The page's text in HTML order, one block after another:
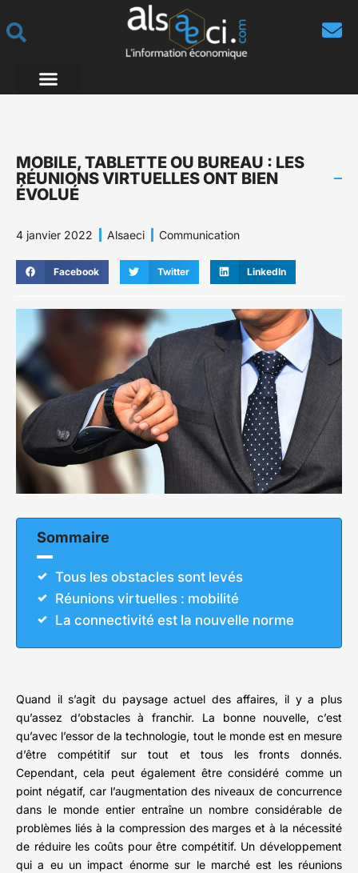
MOBILE, TABLETTE OU BUREAU : LES
RÉUNIONS VIRTUELLES ONT BIEN
ÉVOLUÉ
4 janvier 2022 Alsaeci Communication
Facebook Twitter LinkedIn
Sommaire
Tous les obstacles sont levés
Réunions virtuelles : mobilité
La connectivité est la nouvelle norme
Quand il s’agit du paysage actuel des affaires, il y a plus
qu’assez d’obstacles à franchir. La bonne nouvelle, c’est
qu’avec l’essor de la technologie, tout le monde est en mesure
d’être compétitif sur tout et tous les fronts donnés.
Cependant, cela peut également être considéré comme un
point négatif, car l’augmentation des niveaux de concurrence
dans le monde entier entraîne un nombre considérable de
problèmes liés à la compression des marges et à la nécessité
de réduire les coûts pour être compétitif. Un développement
qui a eu un impact énorme sur le marché est les réunions